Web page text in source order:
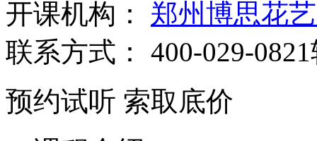
开课机构：
郑州博思花
联系方式：
400-029-
预约试听 索取底价